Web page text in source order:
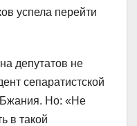
успела перейти
депутатов не
сепаратистской
Бжания. Но: «Не
в такой